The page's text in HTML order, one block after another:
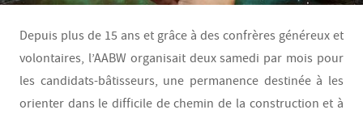
Depuis plus de 15 ans et grâce à des confrères généreux et
volontaires, l’AABW organisait deux samedi par mois pour
les candidats-bâtisseurs, une permanence destinée à les
orienter dans le difficile de chemin de la construction et à